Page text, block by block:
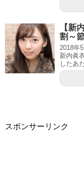
【新
割～
2018年
新内眞
したあ
スポンサーリンク